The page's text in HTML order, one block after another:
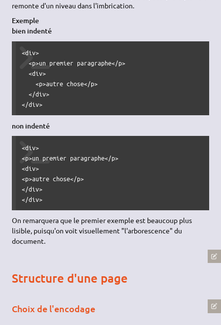
remonte d'un niveau dans l'imbrication.
Exemple
bien indenté
<div>
  <p>un premier paragraphe</p>
  <div>
    <p>autre chose</p>
  </div>
</div>
non indenté
<div>
<p>un premier paragraphe</p>
<div>
<p>autre chose</p>
</div>
</div>
On remarquera que le premier exemple est beaucoup plus
lisible, puisqu'on voit visuellement "l'arborescence" du
document.
Structure d'une page
Choix de l'encodage